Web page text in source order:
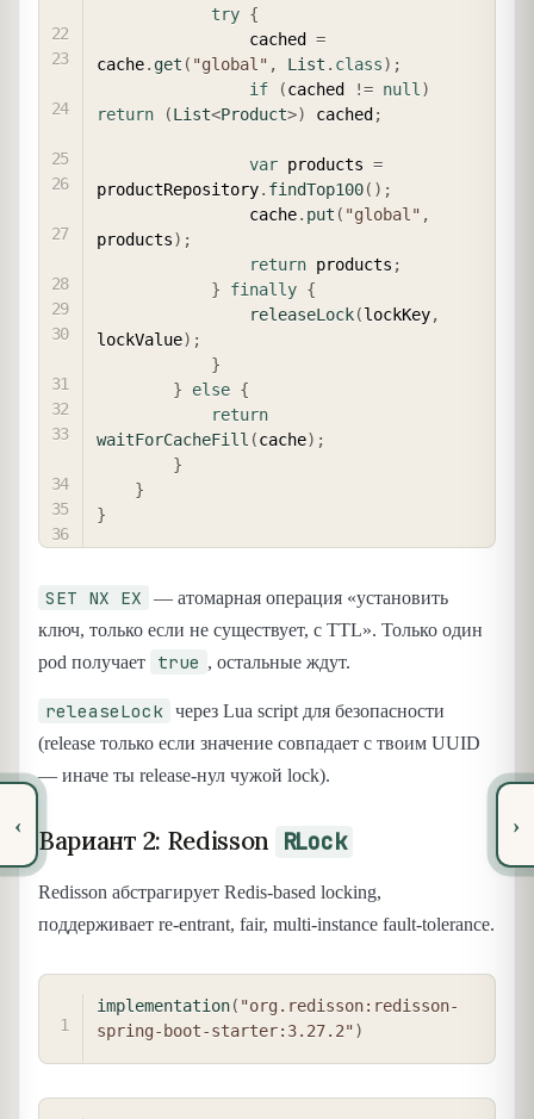
‹
try {
                cached
=
cache. get ( "global" , List . class) ;
if
(cached != null )
return
(List<Product>) cached ;
var products =
productRepository. findTop100( ) ;
                cache
. put ( "global" ,
products) ;
return products ;
}
finally {
releaseLock(lockKey,
lockValue) ;
}
}
else {
return
waitForCacheFill (cache) ;
}
}
}
SET NX EX
— атомарная операция «установить
ключ, только если не существует, с TTL». Только один
pod получает
true , остальные ждут.
releaseLock через Lua script для безопасности
(release только если значение совпадает с твоим UUID
— иначе ты release-нул чужой lock).
Вариант 2: Redisson RLock
Redisson абстрагирует Redis-based locking,
поддерживает re-entrant, fair, multi-instance fault-tolerance.
implementation( "org.redisson:redisson-
spring-boot-starter:3.27.2")
›